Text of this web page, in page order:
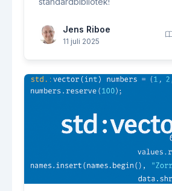
Jens Riboe
11 juli 2025